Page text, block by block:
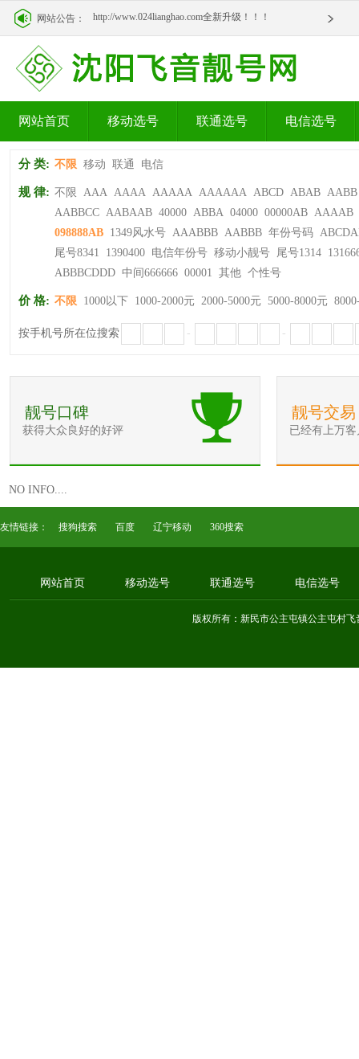
网站公告： http://www.024lianghao.com全新升级！！！
网站首页 移动选号 联通选号 电信选号
分 类: 不限 移动 联通 电信
规 律: 不限 AAA AAAA AAAAA AAAAAA ABCD ABAB AABB
AABBCC AABAAB 40000 ABBA 04000 00000AB AAAAB
098888AB 1349风水号 AAABBB AABBB 年份号码
尾号8341
1390400 电信年份号 移动小靓号 尾号1314
ABBBCDDD 中间666666 00001 其他 个性号
价 格: 不限 1000以下 1000-2000元 2000-5000元 5000-8000元
按手机号所在位搜索 - -
靓号口碑
获得大众良好的好评
靓号交易
已经有上万
NO INFO....
友情链接： 搜狗搜索 百度 辽宁移动 360搜索
网站首页 移动选号 联通选号 电信选号
版权所有：新民市公主屯镇公主屯村